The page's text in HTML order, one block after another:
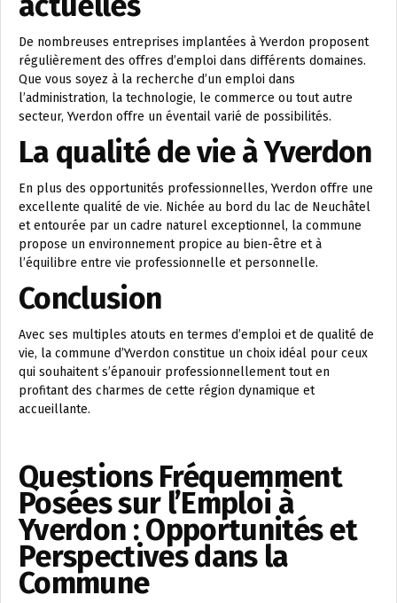
De nombreuses entreprises implantées à Yverdon proposent
régulièrement des offres d’emploi dans différents domaines.
Que vous soyez à la recherche d’un emploi dans
l’administration, la technologie, le commerce ou tout autre
secteur, Yverdon offre un éventail varié de possibilités.
La qualité de vie à Yverdon
En plus des opportunités professionnelles, Yverdon offre une
excellente qualité de vie. Nichée au bord du lac de Neuchâtel
et entourée par un cadre naturel exceptionnel, la commune
propose un environnement propice au bien-être et à
l’équilibre entre vie professionnelle et personnelle.
Conclusion
Avec ses multiples atouts en termes d’emploi et de qualité de
vie, la commune d’Yverdon constitue un choix idéal pour ceux
qui souhaitent s’épanouir professionnellement tout en
profitant des charmes de cette région dynamique et
accueillante.
Questions Fréquemment
Posées sur l’Emploi à
Yverdon : Opportunités et
Perspectives dans la
Commune